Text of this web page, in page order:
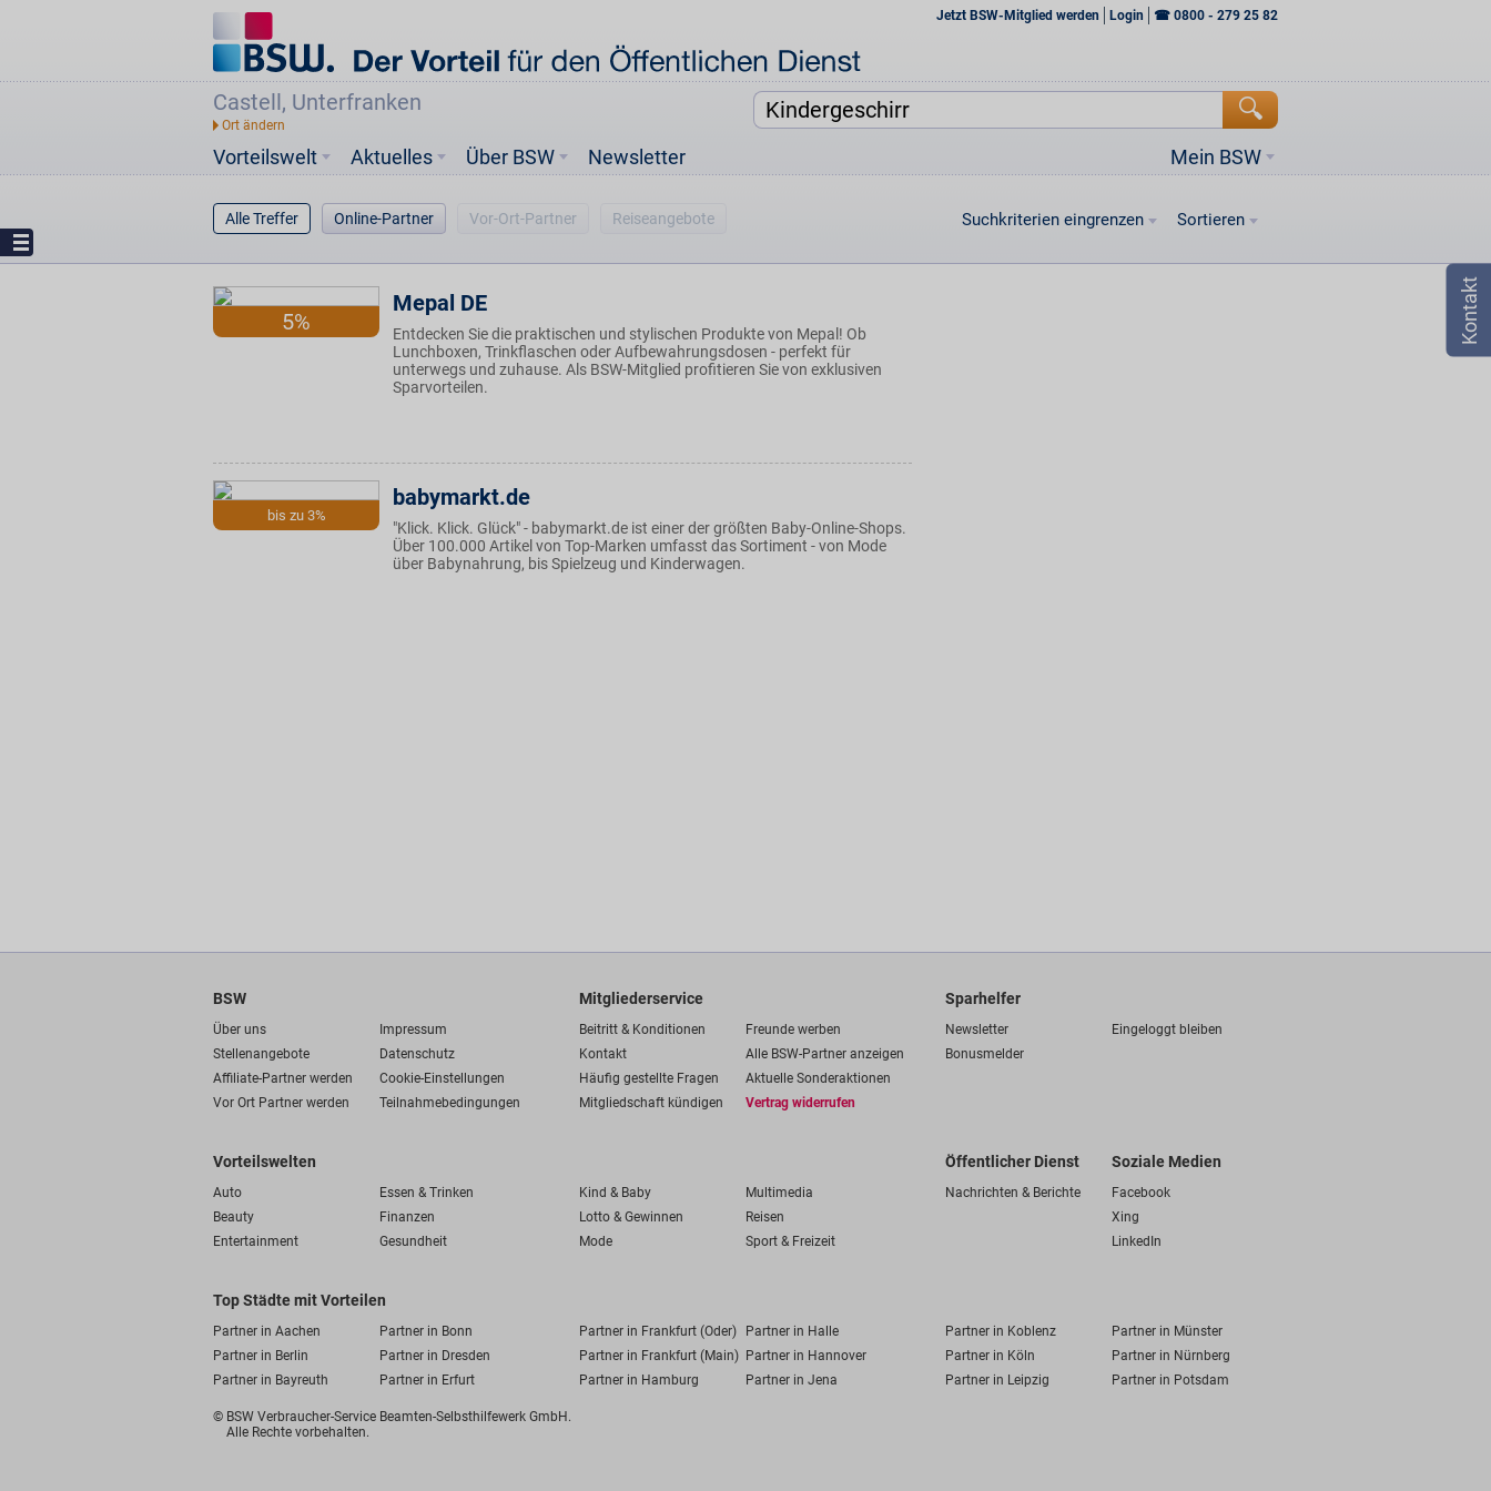
Jetzt BSW-Mitglied werden Login ☎ 0800 - 279 25 82
Castell, Unterfranken
Vorteilswelt Mein BSW
Aktuelles Über BSW Newsletter
Alle Treffer Online-Partner Vor-Ort-Partner Reiseangebote Suchkriterien eingrenzen Sortieren
5%
Mepal DE
Entdecken Sie die praktischen und stylischen Produkte von Mepal! Ob
Lunchboxen, Trinkflaschen oder Aufbewahrungsdosen - perfekt für
unterwegs und zuhause. Als BSW-Mitglied profitieren Sie von exklusiven
Sparvorteilen.
bis zu 3%
babymarkt.de
"Klick. Klick. Glück" - babymarkt.de ist einer der größten Baby-Online-Shops.
Über 100.000 Artikel von Top-Marken umfasst das Sortiment - von Mode
über Babynahrung, bis Spielzeug und Kinderwagen.
BSW
Über uns
Impressum
Stellenangebote
Datenschutz
Affiliate-Partner werden
Cookie-Einstellungen
Vor Ort Partner werden
Teilnahmebedingungen
Mitgliederservice
Beitritt & Konditionen
Freunde werben
Kontakt
Alle BSW-Partner anzeigen
Häufig gestellte Fragen
Aktuelle Sonderaktionen
Mitgliedschaft kündigen
Vertrag widerrufen
Sparhelfer
Newsletter
Eingeloggt bleiben
Bonusmelder
Vorteilswelten
Auto Essen & Trinken Kind & Baby
Multimedia
Beauty
Finanzen Lotto & Gewinnen
Reisen
Entertainment
Gesundheit Mode Sport & Freizeit
Öffentlicher Dienst
Nachrichten & Berichte
Soziale Medien
Facebook
Xing
LinkedIn
Top Städte mit Vorteilen
Partner in Aachen Partner in Bonn Partner in Frankfurt (Oder) Partner in Halle Partner in Koblenz
Partner in Münster
Partner in Berlin
Partner in Dresden Partner in Frankfurt (Main) Partner in Hannover Partner in Köln
Partner in Nürnberg
Partner in Bayreuth
Partner in Erfurt Partner in Hamburg Partner in Jena Partner in Leipzig Partner in Potsdam
© BSW Verbraucher-Service Beamten-Selbsthilfewerk GmbH.
Alle Rechte vorbehalten.